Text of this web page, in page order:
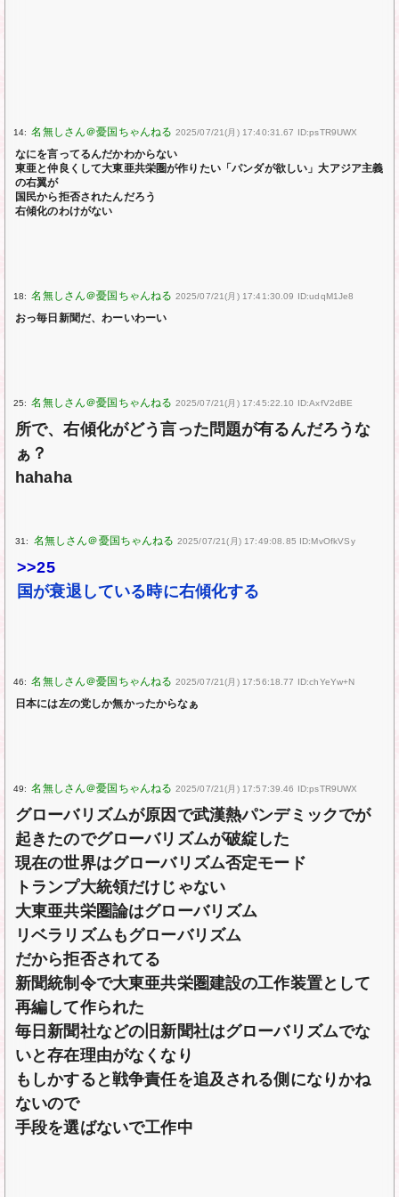
14: 2025/07/21(月) 17:40:31.67 ID:psTR9UWX
なにを言ってるんだかわからない
東亜と仲良くして大東亜共栄圏が作りたい「パンダが欲しい」大アジア主義
の右翼が
国民から拒否されたんだろう
右傾化のわけがない
18: 2025/07/21(月) 17:41:30.09 ID:udqM1Je8
おっ毎日新聞だ、わーいわーい
25: 2025/07/21(月) 17:45:22.10 ID:AxfV2dBE
所で、右傾化がどう言った問題が有るんだろうな
ぁ？
hahaha
31: 2025/07/21(月) 17:49:08.85 ID:MvOfkVSy
>>25
国が衰退している時に右傾化する
46: 2025/07/21(月) 17:56:18.77 ID:chYeYw+N
日本には左の党しか無かったからなぁ
49: 2025/07/21(月) 17:57:39.46 ID:psTR9UWX
グローバリズムが原因で武漢熱パンデミックでが
起きたのでグローバリズムが破綻した
現在の世界はグローバリズム否定モード
トランプ大統領だけじゃない
大東亜共栄圏論はグローバリズム
リベラリズムもグローバリズム
だから拒否されてる
新聞統制令で大東亜共栄圏建設の工作装置として
再編して作られた
毎日新聞社などの旧新聞社はグローバリズムでな
いと存在理由がなくなり
もしかすると戦争責任を追及される側になりかね
ないので
手段を選ばないで工作中